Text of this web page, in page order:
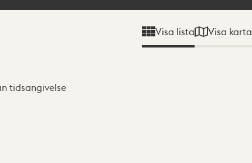
Visa lista Visa karta
tidsangivelse